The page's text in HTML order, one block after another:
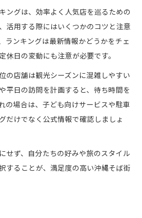
ングは、効率よく人気店を巡るための
活用する際にはいくつかのコツと注意
ランキングは最新情報かどうかをチェ
休日の変動にも注意が必要です。
の店舗は観光シーズンに混雑しやすい
平日の訪問を計画すると、待ち時間を
の場合は、子ども向けサービスや駐車
だけでなく公式情報で確認しましょ
せず、自分たちの好みや旅のスタイル
することが、満足度の高い沖縄そば街